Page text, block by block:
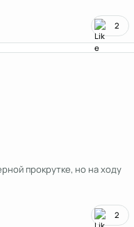
2
прокрутке, но на ходу
2